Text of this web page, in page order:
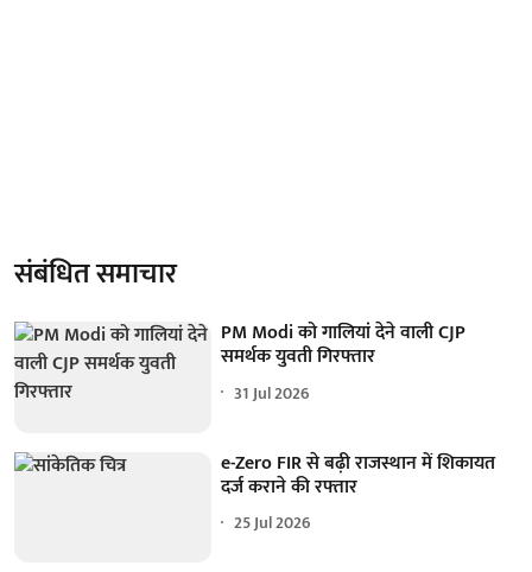
संबंधित समाचार
PM Modi को गालियां देने वाली CJP
समर्थक युवती गिरफ्तार
31 Jul 2026
e-Zero FIR से बढ़ी राजस्थान में शिकायत
दर्ज कराने की रफ्तार
25 Jul 2026